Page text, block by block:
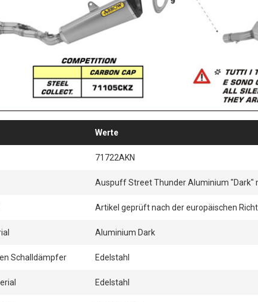
Werte
71722AKN
Auspuff Street Thunder Aluminium "Dark"
Artikel geprüft nach der europäischen
Aluminium Dark
Schalldämpfer Edelstahl
Edelstahl